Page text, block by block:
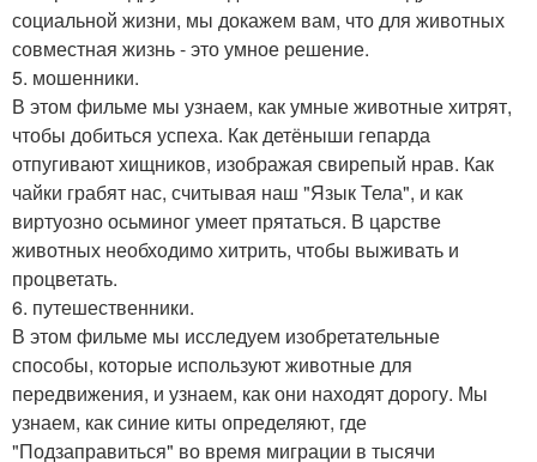
социальной жизни, мы докажем вам, что для животных
совместная жизнь - это умное решение.
5. мошенники.
В этом фильме мы узнаем, как умные животные хитрят,
чтобы добиться успеха. Как детёныши гепарда
отпугивают хищников, изображая свирепый нрав. Как
чайки грабят нас, считывая наш "Язык Тела", и как
виртуозно осьминог умеет прятаться. В царстве
животных необходимо хитрить, чтобы выживать и
процветать.
6. путешественники.
В этом фильме мы исследуем изобретательные
способы, которые используют животные для
передвижения, и узнаем, как они находят дорогу. Мы
узнаем, как синие киты определяют, где
"Подзаправиться" во время миграции в тысячи